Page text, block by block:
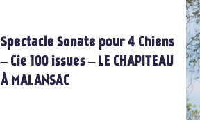
Spectacle Sonate pour 4 Chiens
– Cie 100 issues – LE CHAPITEAU
À MALANSAC